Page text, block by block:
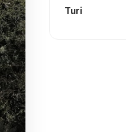
Turi